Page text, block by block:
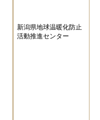
新潟県地球温暖化防止
活動推進センター